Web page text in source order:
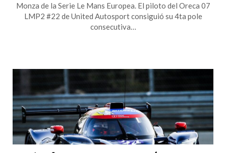
Monza de la Serie Le Mans Europea. El piloto del Oreca 07
LMP2 #22 de United Autosport consiguió su 4ta pole
consecutiva…